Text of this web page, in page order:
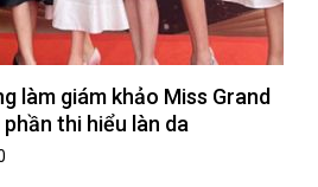
làm giám khảo Miss Grand
thi hiểu làn da